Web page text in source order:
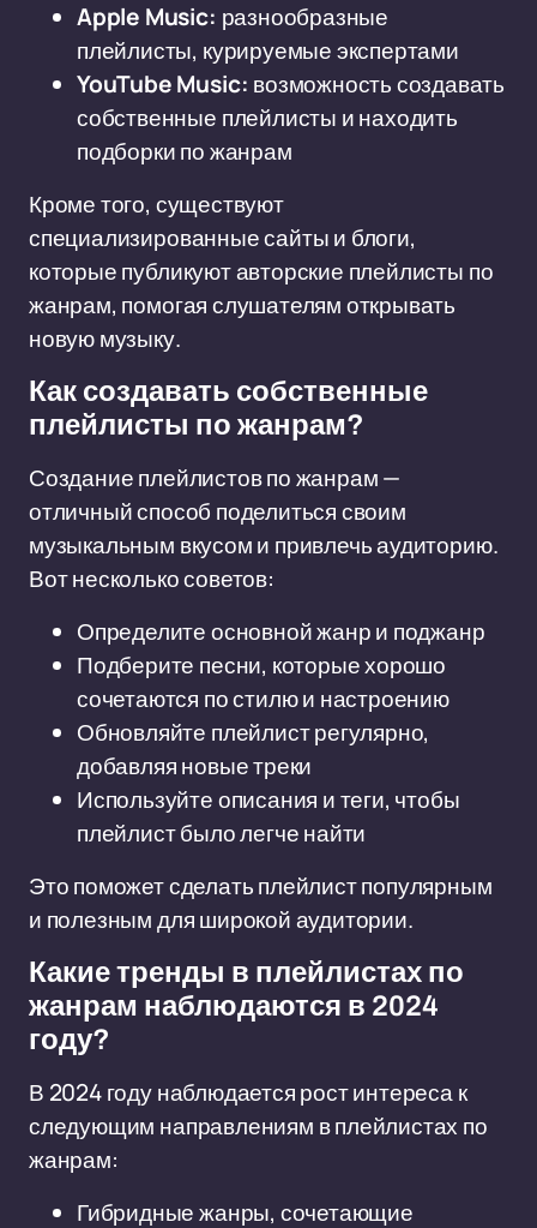
Apple Music: разнообразные
плейлисты, курируемые экспертами
YouTube Music: возможность создавать
собственные плейлисты и находить
подборки по жанрам
Кроме того, существуют
специализированные сайты и блоги,
которые публикуют авторские плейлисты по
жанрам, помогая слушателям открывать
новую музыку.
Как создавать собственные
плейлисты по жанрам?
Создание плейлистов по жанрам —
отличный способ поделиться своим
музыкальным вкусом и привлечь аудиторию.
Вот несколько советов:
Определите основной жанр и поджанр
Подберите песни, которые хорошо
сочетаются по стилю и настроению
Обновляйте плейлист регулярно,
добавляя новые треки
Используйте описания и теги, чтобы
плейлист было легче найти
Это поможет сделать плейлист популярным
и полезным для широкой аудитории.
Какие тренды в плейлистах по
жанрам наблюдаются в 2024
году?
В 2024 году наблюдается рост интереса к
следующим направлениям в плейлистах по
жанрам:
Гибридные жанры, сочетающие